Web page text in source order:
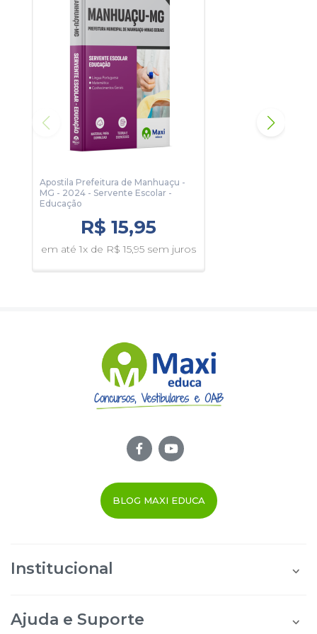
Apostila Prefeitura de Manhuaçu -
MG - 2024 - Servente Escolar -
Educação
R$ 15,95
em até 1x de R$ 15,95 sem juros
BLOG MAXI EDUCA
Institucional
Área do Afiliado
Ajuda e Suporte